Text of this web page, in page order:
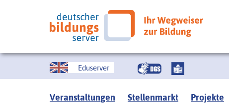
Eduserver
Veranstaltungen Stellenmarkt Projekte